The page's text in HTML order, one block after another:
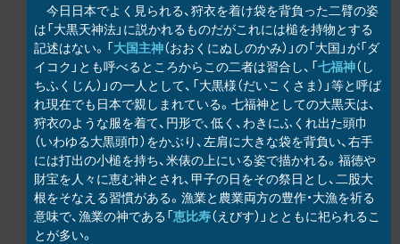
今日日本でよく見られる、狩衣を着け袋を背負った二臂の姿
は「大黒天神法」に説かれるものだがこれには槌を持物とする
記述はない。「大国主神（おおくにぬしのかみ）」の「大国」が「ダ
イコク」とも呼べるところからこの二者は習合し、「七福神（し
ちふくじん）」の一人として、「大黒様（だいこくさま）」等と呼ば
れ現在でも日本で親しまれている。七福神としての大黒天は、
狩衣のような服を着て、円形で、低く、わきにふくれ出た頭巾
（いわゆる大黒頭巾）をかぶり、左肩に大きな袋を背負い、右手
には打出の小槌を持ち、米俵の上にいる姿で描かれる。福徳や
財宝を人々に恵む神とされ、甲子の日をその祭日とし、二股大
根をそなえる習慣がある。漁業と農業両方の豊作・大漁を祈る
意味で、漁業の神である「恵比寿（えびす）」とともに祀られるこ
とが多い。